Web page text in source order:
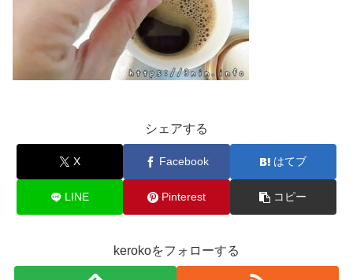
シェアする
X Facebook はてブ
LINE Pinterest コピー
kerokoをフォローする